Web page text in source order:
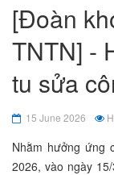
[Đoàn
TNTN] -
tu sửa
15 June 2026
Nhằm hưởng ứng
2026, vào ngày